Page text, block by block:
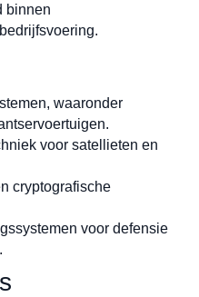
binnen
waaronder
voor satellieten en
cryptografische
voor defensie